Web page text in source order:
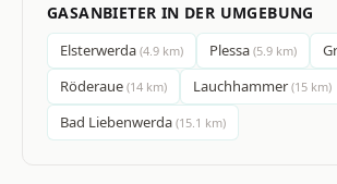
GASANBIETER IN DER UMGEBUNG
Elsterwerda (4.9 km) Plessa (5.9 km)
Röderaue (14 km) Lauchhammer (15 km)
Bad Liebenwerda (15.1 km)